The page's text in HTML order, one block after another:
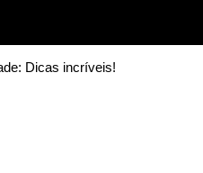
Dicas incríveis!